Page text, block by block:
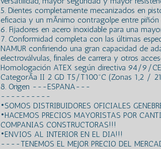
5. Dientes completamente mecanizados en
eficacia y un mÃ­nimo contragolpe entre piñón
6. Fijadores en acero inoxidable para una
7. Conformidad completa con las últimas
NAMUR confiriendo una gran capacidad de
electroválvulas, finales de carrera y otros
Homologación ATEX según directiva 94/9/
CategorÃ­a II 2 GD T5/T100ºC (Zonas 1,2 /
8. Origen ---ESPANA---
----------
•SOMOS DISTRIBUIDORES OFICIALES
•HACEMOS PRECIOS MAYORISTAS POR
COMPANIAS CONSTRUCTORAS!!!
•ENVIOS AL INTERIOR EN EL DIA!!!
----TENEMOS EL MEJOR PRECIO DEL